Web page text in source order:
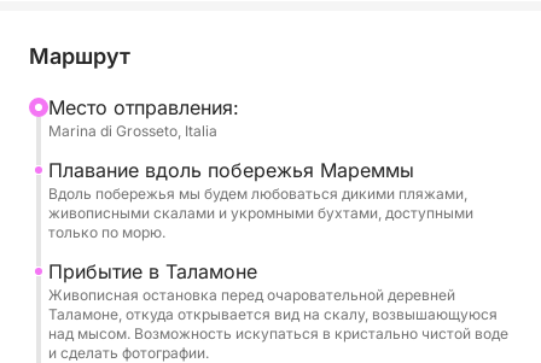
приморской деревушки, где вы сможете
уникальной перспективы на воде. Кульминацией
станет остановка для снорклинга у подводных
статуй – уникальный опыт, сочетающий искусство
и природу в живописной и спокойной обстановке.
полное снаряжение для снорклинга: ласты,
маску, трубку и гидрокостюм, чтобы
наслаждаться морем в полном комфорте.
Маршрут
Mесто отправления:
Marina di Grosseto, Italia
Плавание вдоль побережья Мареммы
Вдоль побережья мы будем любоваться дикими пляжами,
живописными скалами и укромными бухтами, доступными
только по морю.
Прибытие в Таламоне
Живописная остановка перед очаровательной деревней
Таламоне, откуда открывается вид на скалу, возвышающуюся
над мысом. Возможность искупаться в кристально чистой воде
и сделать фотографии.